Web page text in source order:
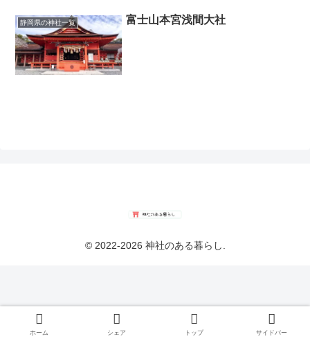
静岡県の神社一覧 富士山本宮浅間大社
© 2022-2026 神社のある暮らし.
ホーム シェア トップ サイドバー